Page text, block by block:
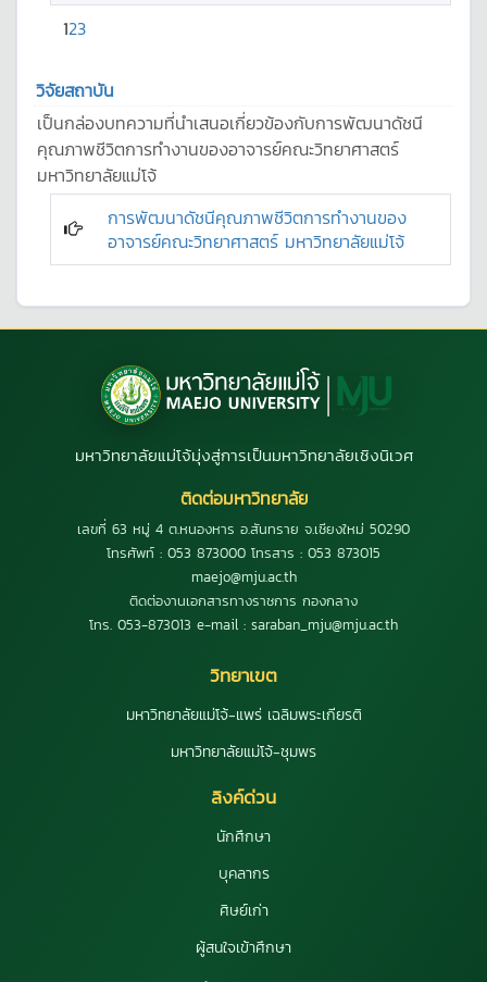
123
วิจัยสถาบัน
เป็นกล่องบทความที่นำเสนอเกี่ยวข้องกับการพัฒนาดัชนี
คุณภาพชีวิตการทำงานของอาจารย์คณะวิทยาศาสตร์
มหาวิทยาลัยแม่โจ้
การพัฒนาดัชนีคุณภาพชีวิตการทำงานของ
อาจารย์คณะวิทยาศาสตร์ มหาวิทยาลัยแม่โจ้
มหาวิทยาลัยแม่โจ้มุ่งสู่การเป็นมหาวิทยาลัยเชิงนิเวศ
ติดต่อมหาวิทยาลัย
เลขที่ 63 หมู่ 4 ต.หนองหาร อ.สันทราย จ.เชียงใหม่ 50290
โทรศัพท์ : 053 873000 โทรสาร : 053 873015
maejo@mju.ac.th
ติดต่องานเอกสารทางราชการ กองกลาง
โทร. 053-873013 e-mail : saraban_mju@mju.ac.th
วิทยาเขต
มหาวิทยาลัยแม่โจ้-แพร่ เฉลิมพระเกียรติ
มหาวิทยาลัยแม่โจ้-ชุมพร
ลิงค์ด่วน
นักศึกษา
บุคลากร
ศิษย์เก่า
ผู้สนใจเข้าศึกษา